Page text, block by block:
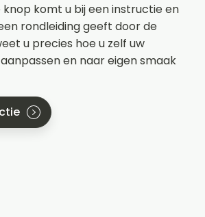
komt u bij een instructie en
rondleiding geeft door de
u precies hoe u zelf uw
en naar eigen smaak